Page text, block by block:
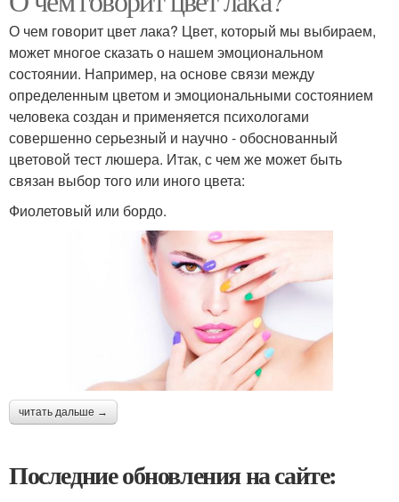
О чем говорит цвет лака? Цвет, который мы выбираем,
может многое сказать о нашем эмоциональном
состоянии. Например, на основе связи между
определенным цветом и эмоциональными состоянием
человека создан и применяется психологами
совершенно серьезный и научно - обоснованный
цветовой тест люшера. Итак, с чем же может быть
связан выбор того или иного цвета:
Фиолетовый или бордо.
читать дальше →
Последние обновления на сайте: